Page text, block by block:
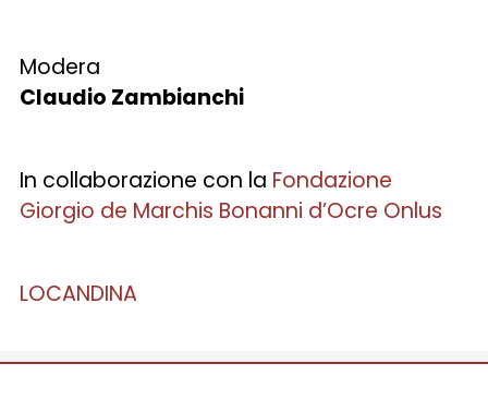
Modera
Claudio Zambianchi
In collaborazione con la Fondazione
Giorgio de Marchis Bonanni d’Ocre Onlus
LOCANDINA